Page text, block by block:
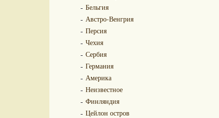
Бельгия
Австро-Венгрия
Персия
Чехия
Сербия
Германия
Америка
Неизвестное
Финляндия
Цейлон остров